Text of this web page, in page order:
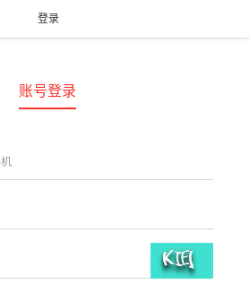
登录
账号登录